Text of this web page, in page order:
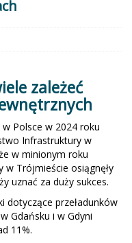
zależeć
Polsce w 2024 roku
Infrastruktury w
w minionym roku
w Trójmieście osiągnęły
uznać za duży sukces.
dotyczące przeładunków
Gdańsku i w Gdyni
11%.